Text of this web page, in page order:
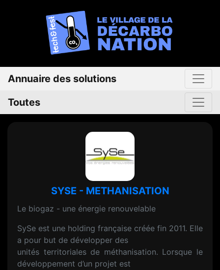
Annuaire des solutions
Toutes
SYSE - METHANISATION
Le biogaz - une énergie renouvelable
SySe est une holding française créée fin 2011. Elle
a pour but de développer des
unités territoriales de méthanisation. Lorsque le
développement d’un projet est